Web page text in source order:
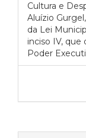
Cultura e
Aluízio
da Lei
inciso IV, que
Poder